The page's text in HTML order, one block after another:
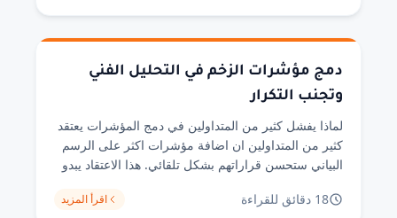
دمج مؤشرات الزخم في التحليل الفني
وتجنب التكرار
لماذا يفشل كثير من المتداولين في دمج المؤشرات يعتقد
كثير من المتداولين ان اضافة مؤشرات اكثر على الرسم
البياني ستحسن قراراتهم بشكل تلقائي. هذا الاعتقاد يبدو
مختلفة تماما. من خلال تجربتي في مراجعة انظمة تداول
18 دقائق للقراءة اقرأ المزيد